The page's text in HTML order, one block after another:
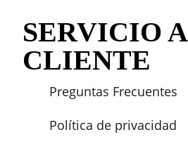
SERVICIO
CLIENTE
Preguntas Frecuentes
Política de privacidad